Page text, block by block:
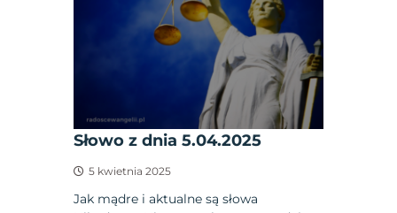
Słowo z dnia 5.04.2025
5 kwietnia 2025
Jak mądre i aktualne są słowa